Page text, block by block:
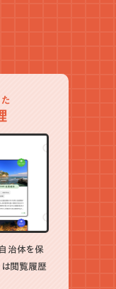
治体を保
は閲覧履歴